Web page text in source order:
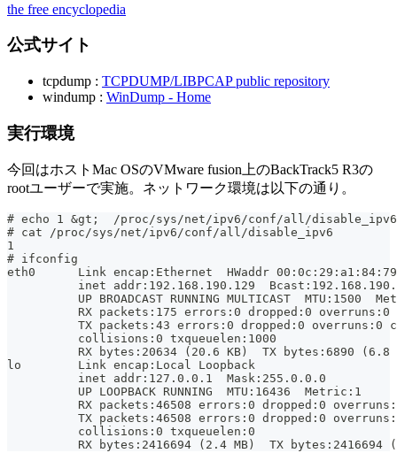
the free encyclopedia
公式サイト
tcpdump : TCPDUMP/LIBPCAP public repository
windump : WinDump - Home
実行環境
今回はホストMac OSのVMware fusion上のBackTrack5 R3の
rootユーザーで実施。ネットワーク環境は以下の通り。
# echo 1 &gt;  /proc/sys/net/ipv6/conf/all/disable_ipv6
# cat /proc/sys/net/ipv6/conf/all/disable_ipv6
1
# ifconfig
eth0      Link encap:Ethernet  HWaddr 00:0c:29:a1:84:79
inet addr:192.168.190.129
UP BROADCAST RUNNING MULTICAST  MTU:1500
RX packets:175 errors:0 dropped:0 overruns:0
TX packets:43 errors:0 dropped:0 overruns:0
          collisions:0 txqueuelen:1000
RX bytes:20634 (20.6 KB)  TX bytes:6890 (6.8
lo        Link encap:Local Loopback
          inet addr:127.0.0.1  Mask:255.0.0.0
          UP LOOPBACK RUNNING  MTU:16436  Metric:1
RX packets:46508 errors:0 dropped:0
TX packets:46508 errors:0 dropped:0
          collisions:0 txqueuelen:0
RX bytes:2416694 (2.4 MB)  TX bytes:2416694